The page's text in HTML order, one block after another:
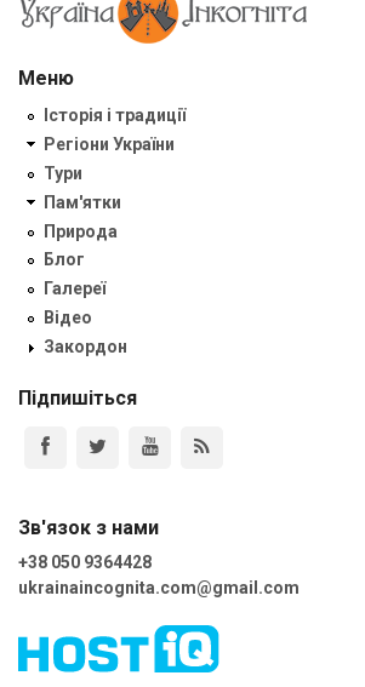
Меню
Історія і традиції
Регіони України
Тури
Пам'ятки
Природа
Блог
Галереї
Відео
Закордон
Підпишіться
Зв'язок з нами
+38 050 9364428
ukrainaincognita.com@gmail.com